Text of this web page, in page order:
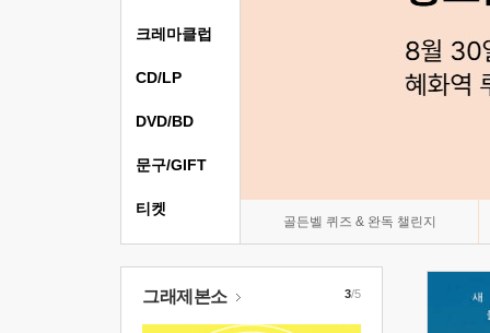
골든벨 퀴즈 & 완독 챌린지
크레마클럽
CD/LP
DVD/BD
문구/GIFT
티켓
그래제본소 3/5